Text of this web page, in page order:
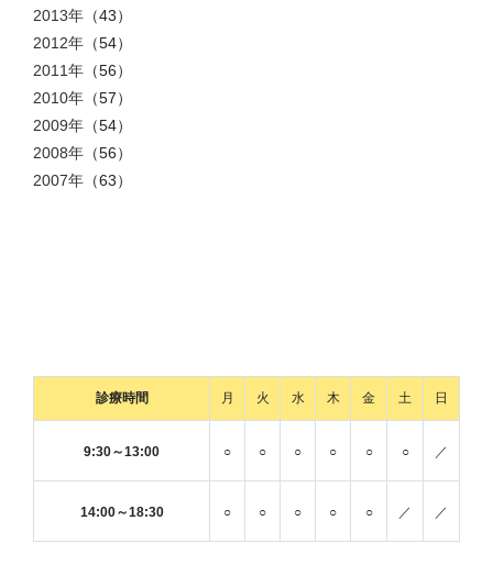
2013年 （43）
2012年 （54）
2011年 （56）
2010年 （57）
2009年 （54）
2008年 （56）
2007年 （63）
診療時間 月 火 水 木 金 土 日
9:30～13:00 ○ ○ ○ ○ ○ ○ ／
14:00～18:30 ○ ○ ○ ○ ○ ／ ／